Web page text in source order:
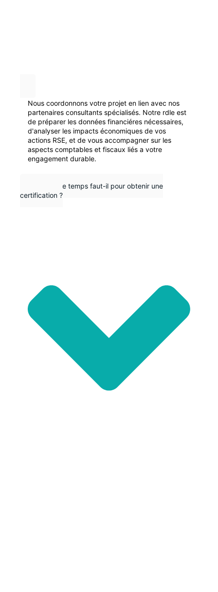
Nous coordonnons votre projet en lien avec nos
partenaires consultants spécialisés. Notre rdle est
de préparer les données financiéres nécessaires,
d'analyser les impacts économiques de vos
actions RSE, et de vous accompagner sur les
aspects comptables et fiscaux liés a votre
engagement durable.
Combien de temps faut-il pour obtenir une
certification ?